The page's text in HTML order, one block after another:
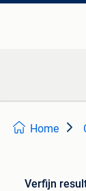
Home
Verfijn